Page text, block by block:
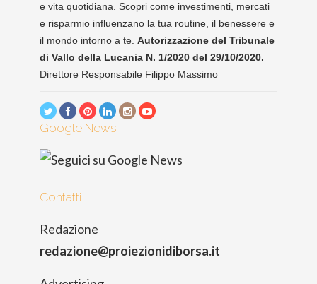
e vita quotidiana. Scopri come investimenti, mercati
e risparmio influenzano la tua routine, il benessere e
il mondo intorno a te. Autorizzazione del Tribunale
di Vallo della Lucania N. 1/2020 del 29/10/2020.
Direttore Responsabile Filippo Massimo
Google News
Contatti
Redazione
redazione@proiezionidiborsa.it